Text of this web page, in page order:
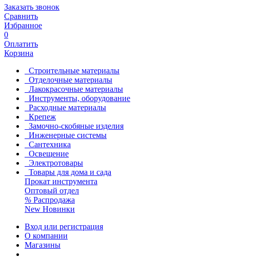
Заказать звонок
Сравнить
Избранное
0
Оплатить
Корзина
Строительные материалы
Отделочные материалы
Лакокрасочные материалы
Инструменты, оборудование
Расходные материалы
Крепеж
Замочно-скобяные изделия
Инженерные системы
Сантехника
Освещение
Электротовары
Товары для дома и сада
Прокат инструмента
Оптовый отдел
% Распродажа
New Новинки
Вход или регистрация
О компании
Магазины